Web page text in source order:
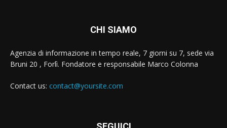
CHI SIAMO
Agenzia di informazione in tempo reale, 7 giorni su 7, sede via
Bruni 20 , Forlì. Fondatore e responsabile Marco Colonna
Contact us: contact@yoursite.com